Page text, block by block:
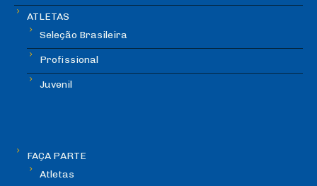
ATLETAS
Seleção Brasileira
Profissional
Juvenil
FAÇA PARTE
Atletas